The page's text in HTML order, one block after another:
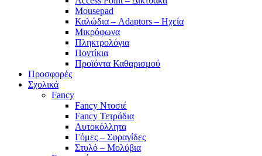
Mousepad
Καλώδια – Adaptors – Ηχεία
Μικρόφωνα
Πληκτρολόγια
Ποντίκια
Προϊόντα Καθαρισμού
Προσφορές
Σχολικά
Fancy
Fancy Ντοσιέ
Fancy Τετράδια
Αυτοκόλλητα
Γόμες – Σφραγίδες
Στυλό – Μολύβια